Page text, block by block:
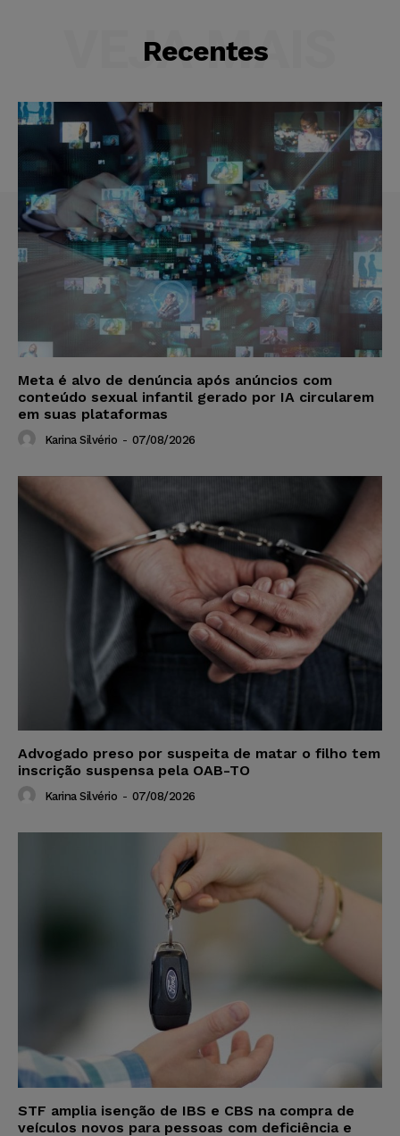
Recentes
VEJA MAIS
Meta é alvo de denúncia após anúncios com
conteúdo sexual infantil gerado por IA circularem
em suas plataformas
Karina Silvério - 07/08/2026
Advogado preso por suspeita de matar o filho tem
inscrição suspensa pela OAB-TO
Karina Silvério - 07/08/2026
STF amplia isenção de IBS e CBS na compra de
veículos novos para pessoas com deficiência e